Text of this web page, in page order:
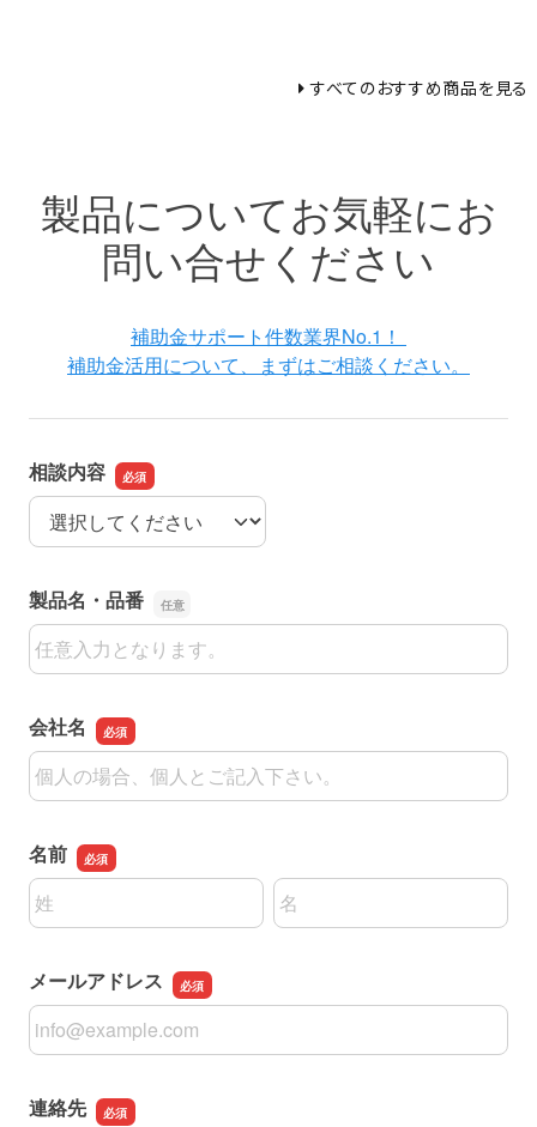
すべてのおすすめ商品を見る